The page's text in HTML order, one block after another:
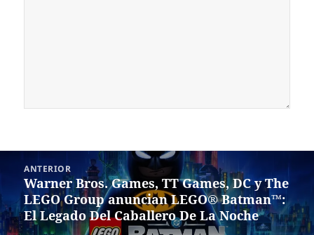
entradas
ANTERIOR
Entrada
anterior:
Warner Bros. Games, TT Games, DC y The
LEGO Group anuncian LEGO® Batman™:
El Legado Del Caballero De La Noche